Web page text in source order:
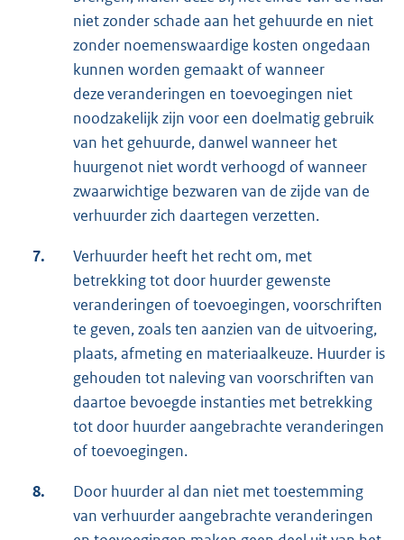
niet zonder schade aan het gehuurde en niet
zonder noemenswaardige kosten ongedaan
kunnen worden gemaakt of wanneer
deze veranderingen en toevoegingen niet
noodzakelijk zijn voor een doelmatig gebruik
van het gehuurde, danwel wanneer het
huurgenot niet wordt verhoogd of wanneer
zwaarwichtige bezwaren van de zijde van de
verhuurder zich daartegen verzetten.
7.
Verhuurder heeft het recht om, met
betrekking tot door huurder gewenste
veranderingen of toevoegingen, voorschriften
te geven, zoals ten aanzien van de uitvoering,
plaats, afmeting en materiaalkeuze. Huurder is
gehouden tot naleving van voorschriften van
daartoe bevoegde instanties met betrekking
tot door huurder aangebrachte veranderingen
of toevoegingen.
8.
Door huurder al dan niet met toestemming
van verhuurder aangebrachte veranderingen